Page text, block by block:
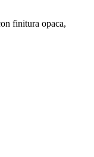
finitura opaca,